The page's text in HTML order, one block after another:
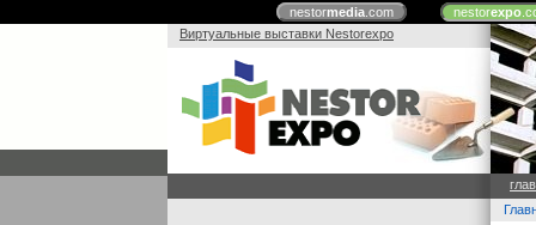
nestormedia.com nestorexpo
Виртуальные выставки Nestorexpo